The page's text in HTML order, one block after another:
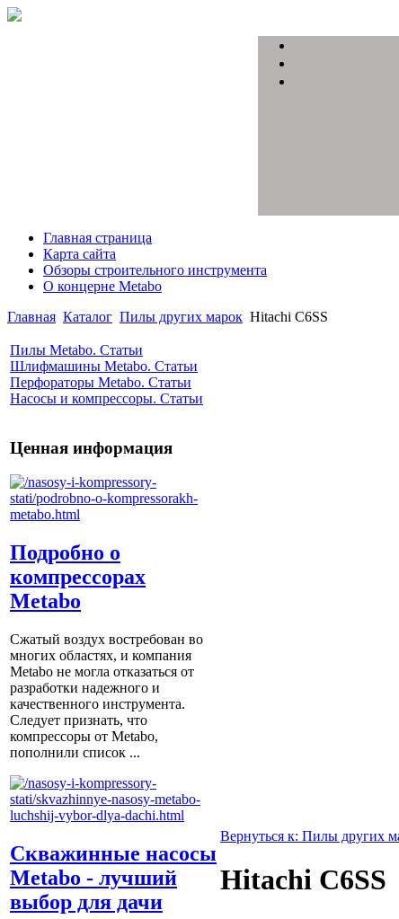
Главная страница
Карта сайта
Обзоры строительного инструмента
О концерне Metabo
Главная Каталог Пилы других марок Hitachi C6SS
Пилы Metabo. Статьи
Шлифмашины Metabo. Статьи
Перфораторы Metabo. Статьи
Насосы и компрессоры. Статьи
Ценная информация
Подробно о
компрессорах
Metabo
Сжатый воздух востребован во
многих областях, и компания
Metabo не могла отказаться от
разработки надежного и
качественного инструмента.
Следует признать, что
компрессоры от Metabо,
пополнили список ...
Скважинные насосы
Metabo - лучший
выбор для дачи
Вернуться к: Пилы других
Hitachi C6SS